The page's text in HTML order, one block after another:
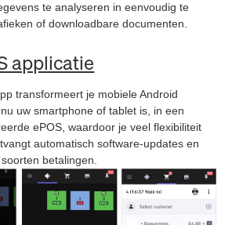
te analyseren in eenvoudig te
of downloadbare documenten.
applicatie
transformeert je mobiele Android
uw smartphone of tablet is, in een
ePOS, waardoor je veel flexibiliteit
automatisch software-updates en
betalingen.